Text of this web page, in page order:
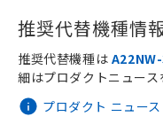
推奨代替機種情
プロダクト ニュー
推奨代替機種は
細はプロダクトニュース